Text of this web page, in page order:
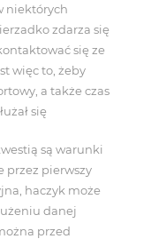
niektórych
zdarza się
się ze
więc to, żeby
a także czas
się
są warunki
przez pierwszy
haczyk może
danej
przed